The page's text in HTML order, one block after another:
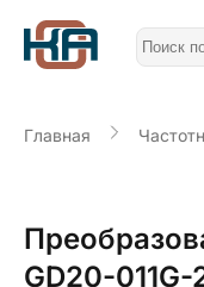
Главная
GD20-011G-